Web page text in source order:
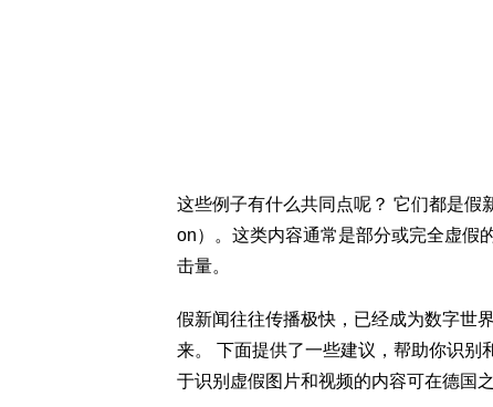
这些例子有什么共同点呢？ 它们都是
on）。这类内容通常是部分或完全虚假
击量。
假新闻往往传播极快，已经成为数字世
来。 下面提供了一些建议，帮助你识别
于识别虚假图片和视频的内容可在德国